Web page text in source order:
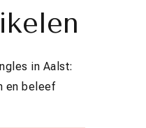
in Aalst:
en beleef